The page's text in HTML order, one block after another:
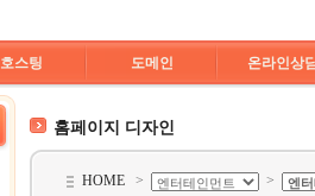
호스팅 도메인 온라인상
홈페이지 디자인
HOME > >